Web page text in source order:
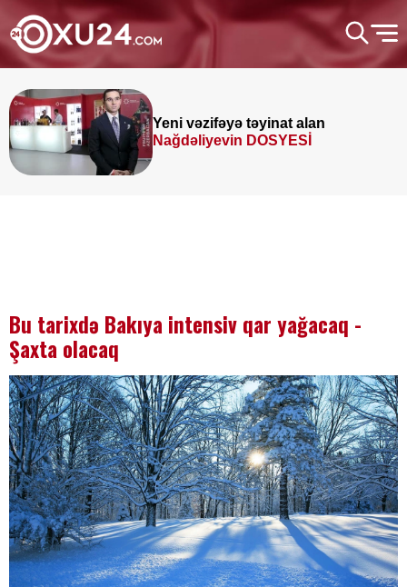
Yeni vəzifəyə təyinat alan
Nağdəliyevin DOSYESİ
Bu tarixdə Bakıya intensiv qar yağacaq -
Şaxta olacaq